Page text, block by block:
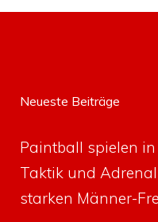
Neueste Beiträge
Paintball spielen
Taktik und
starken Männer-